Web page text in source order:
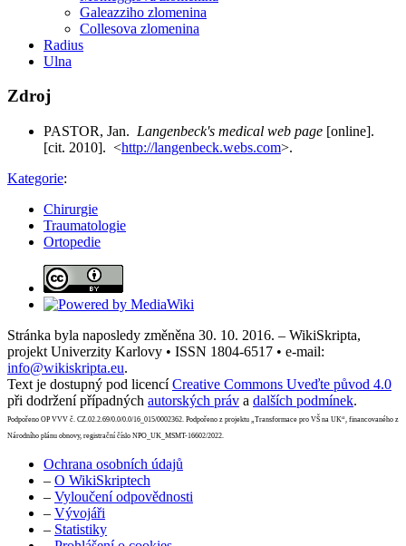
Galeazziho zlomenina
Collesova zlomenina
Radius
Ulna
Zdroj
PASTOR, Jan. Langenbeck's medical web page [online].
[cit. 2010]. <http://langenbeck.webs.com>.
Kategorie:
Chirurgie
Traumatologie
Ortopedie
Stránka byla naposledy změněna 30. 10. 2016. – WikiSkripta,
projekt Univerzity Karlovy • ISSN 1804-6517 • e-mail:
info@wikiskripta.eu.
Text je dostupný pod licencíCreative Commons Uveďte původ 4.0
při dodržení případných autorských práv a dalších podmínek.
Podpořeno OP VVV č. CZ.02.2.69/0.0/0.0/16_015/0002362. Podpořeno z projektu „Transformace pro VŠ na UK“, financovaného z
Národního plánu obnovy, registrační číslo NPO_UK_MSMT-16602/2022.
Ochrana osobních údajů
– O WikiSkriptech
– Vyloučení odpovědnosti
– Vývojáři
– Statistiky